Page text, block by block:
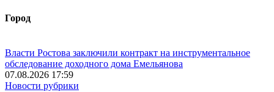
Город
Власти Ростова заключили контракт на инструментальное
обследование доходного дома Емельянова
07.08.2026 17:59
Новости рубрики